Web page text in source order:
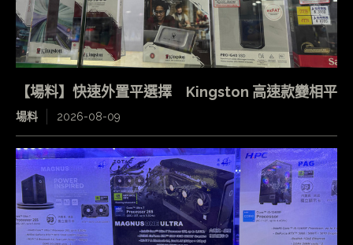
【場料】快速外置平選擇 Kingston 高速款變相平
場料 2026-08-09